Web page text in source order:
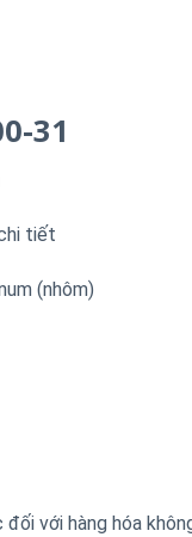
31
tiết
(nhôm)
với hàng hóa